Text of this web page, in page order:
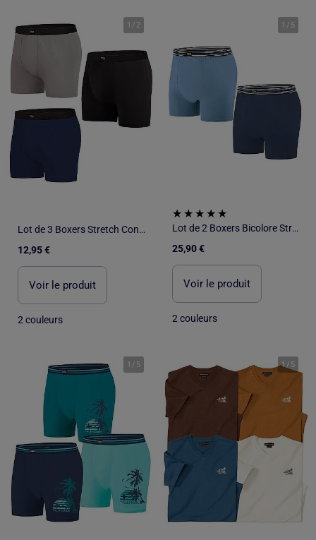
1 / 2
Lot de 3 Boxers Stretch Confort - ATLAS FOR MEN
12,95 €
Voir le produit
2 couleurs
1 / 5
Lot de 2 Boxers Bicolore Stretch - ATLAS FOR MEN
25,90 €
Voir le produit
2 couleurs
1 / 5 1 / 5